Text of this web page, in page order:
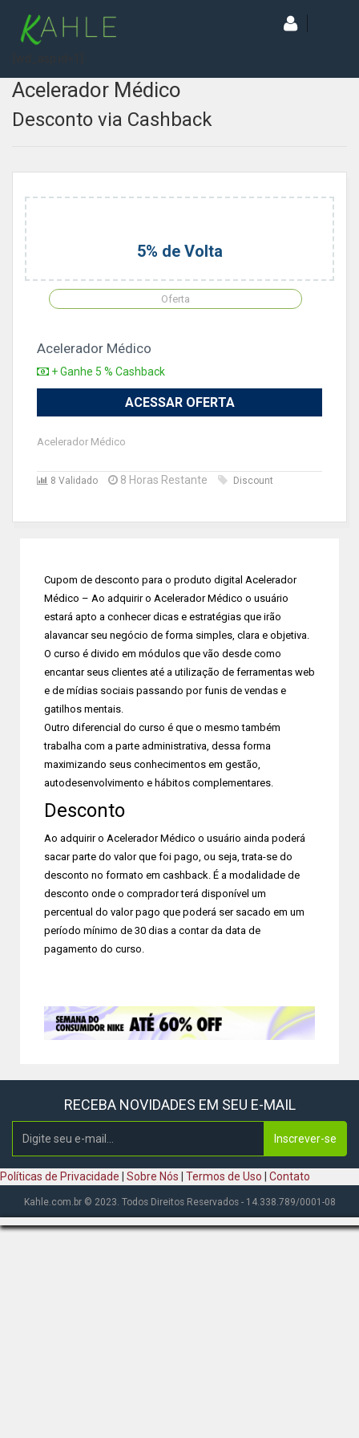
Acelerador Médico
Desconto via Cashback
5% de Volta
Oferta
Acelerador Médico
+ Ganhe 5 % Cashback
ACESSAR OFERTA
Acelerador Médico
8 Validado 8 Horas Restante Discount
Cupom de desconto para o produto digital Acelerador
Médico – Ao adquirir o Acelerador Médico o usuário
estará apto a conhecer dicas e estratégias que irão
alavancar seu negócio de forma simples, clara e objetiva.
O curso é divido em módulos que vão desde como
encantar seus clientes até a utilização de ferramentas web
e de mídias sociais passando por funis de vendas e
gatilhos mentais.
Outro diferencial do curso é que o mesmo também
trabalha com a parte administrativa, dessa forma
maximizando seus conhecimentos em gestão,
autodesenvolvimento e hábitos complementares.
Desconto
Ao adquirir o Acelerador Médico o usuário ainda poderá
sacar parte do valor que foi pago, ou seja, trata-se do
desconto no formato em cashback. É a modalidade de
desconto onde o comprador terá disponível um
percentual do valor pago que poderá ser sacado em um
período mínimo de 30 dias a contar da data de
pagamento do curso.
RECEBA NOVIDADES EM SEU E-MAIL
Inscrever-se
Políticas de Privacidade Sobre Nós Termos de Uso Contato
Kahle.com.br © 2023. Todos Direitos Reservados - 14.338.789/0001-08